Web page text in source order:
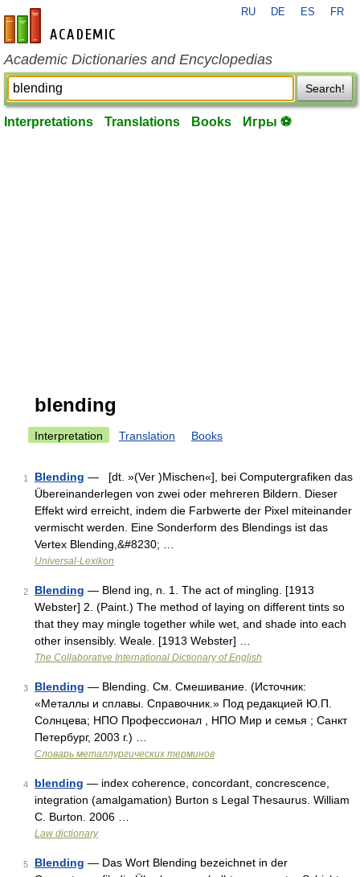
en-academic.com
RU DE ES FR
Academic Dictionaries and Encyclopedias
Search!
Interpretations Translations Books Игры ⚽
blending
Interpretation Translation Books
1 Blending — [dt. »(Ver )Mischen«], bei Computergrafiken das
Übereinanderlegen von zwei oder mehreren Bildern. Dieser
Effekt wird erreicht, indem die Farbwerte der Pixel miteinander
vermischt werden. Eine Sonderform des Blendings ist das
Vertex Blending,&#8230; …
Universal-Lexikon
2 Blending — Blend ing, n. 1. The act of mingling. [1913
Webster] 2. (Paint.) The method of laying on different tints so
that they may mingle together while wet, and shade into each
other insensibly. Weale. [1913 Webster] …
The Collaborative International Dictionary of English
3 Blending — Blending. См. Смешивание. (Источник:
«Металлы и сплавы. Справочник.» Под редакцией Ю.П.
Солнцева; НПО Профессионал , НПО Мир и семья ; Санкт
Петербург, 2003 г.) …
Словарь металлургических терминов
4 blending — index coherence, concordant, concrescence,
integration (amalgamation) Burton s Legal Thesaurus. William
C. Burton. 2006 …
Law dictionary
5 Blending — Das Wort Blending bezeichnet in der